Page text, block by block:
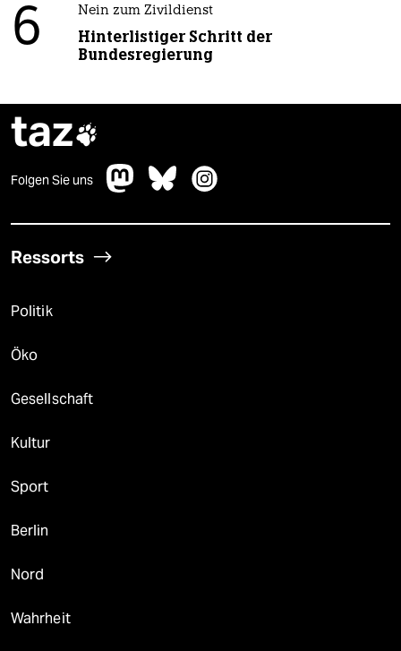
6 Nein zum Zivildienst
Hinterlistiger Schritt der
Bundesregierung
taz
Folgen Sie uns
Ressorts
Politik
Öko
Gesellschaft
Kultur
Sport
Berlin
Nord
Wahrheit